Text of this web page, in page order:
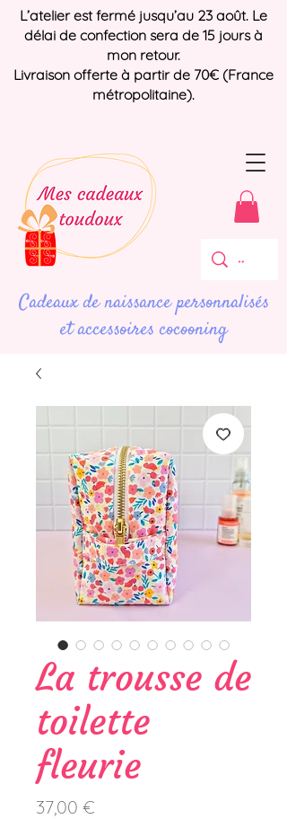
Cadeaux de naissance personnalisés
et accessoires cocooning
L’atelier est fermé jusqu’au 23 août. Le
délai de confection sera de 15 jours à
mon retour.
Livraison offerte à partir de 70€ (France
métropolitaine).
La trousse de
toilette
fleurie
37,00 €